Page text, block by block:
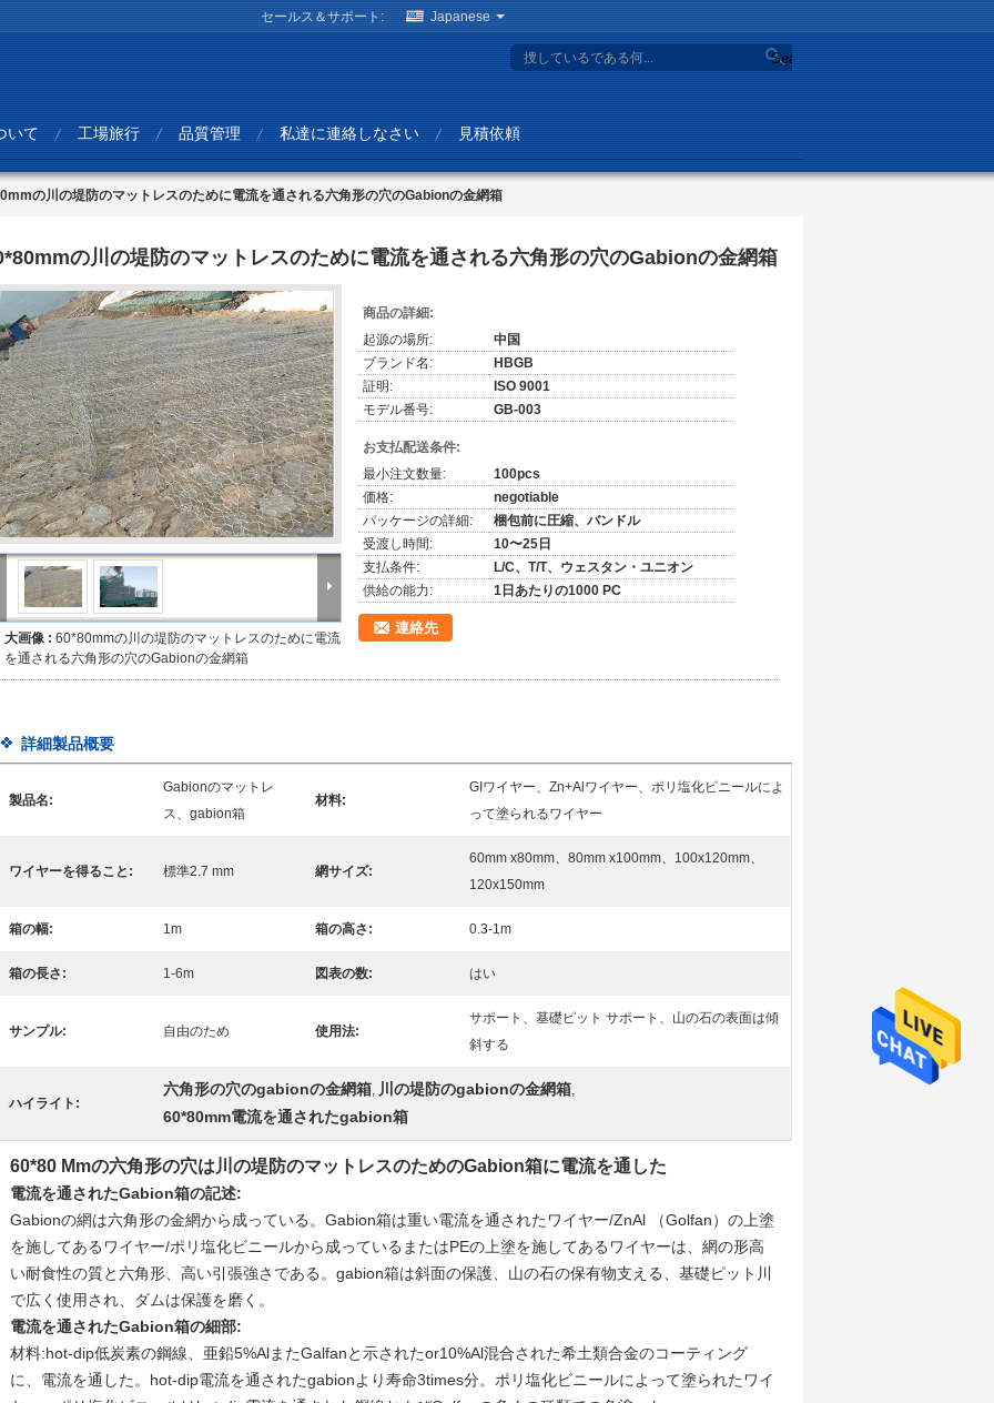
セールス＆サポート: Japanese
Search
いて 工場旅行 品質管理 私達に連絡しなさい 見積依頼
の川の堤防のマットレスのために電流を通される六角形の穴のGabionの金網箱
の川の堤防のマットレスのために電流を通される六角形の穴のGabionの金網箱
大画像 : 60*80mmの川の堤防のマットレスのために電流
を通される六角形の穴のGabionの金網箱
商品の詳細:
起源の場所:
中国
ブランド名:
HBGB
証明:
ISO 9001
モデル番号:
GB-003
お支払配送条件:
最小注文数量:
100pcs
価格:
negotiable
パッケージの詳細:
梱包前に圧縮、バンドル
受渡し時間:
10〜25日
支払条件:
L/C、T/T、ウェスタン・ユニオン
供給の能力:
1日あたりの1000 PC
連絡先
詳細製品概要
製品名:
Gabionのマットレ
ス、gabion箱
材料:
GIワイヤー、Zn+Alワイヤー、ポリ塩化ビニールによ
って塗られるワイヤー
ワイヤーを得ること: 標準2.7 mm 網サイズ:
60mm x80mm、80mm x100mm、100x120mm、
120x150mm
箱の幅: 1m 箱の高さ: 0.3-1m
箱の長さ: 1-6m 図表の数: はい
サンプル: 自由のため 使用法:
サポート、基礎ピット サポート、山の石の表面は傾
斜する
ハイライト:
六角形の穴のgabionの金網箱, 川の堤防のgabionの金網箱,
60*80mm電流を通されたgabion箱
60*80 Mmの六角形の穴は川の堤防のマットレスのためのGabion箱に電流を通した
電流を通されたGabion箱の記述:
Gabionの網は六角形の金網から成っている。Gabion箱は重い電流を通されたワイヤー/ZnAl （Golfan）の上塗
を施してあるワイヤー/ポリ塩化ビニールから成っているまたはPEの上塗を施してあるワイヤーは、網の形高
い耐食性の質と六角形、高い引張強さである。gabion箱は斜面の保護、山の石の保有物支える、基礎ピット川
で広く使用され、ダムは保護を磨く。
電流を通されたGabion箱の細部:
材料:hot-dip低炭素の鋼線、亜鉛5%AlまたGalfanと示されたor10%Al混合された希土類合金のコーティング
に、電流を通した。hot-dip電流を通されたgabionより寿命3times分。ポリ塩化ビニールによって塗られたワイ